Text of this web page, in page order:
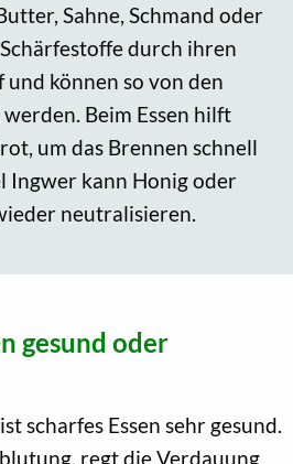
Sahne, Schmand oder
durch ihren
können so von den
Beim Essen hilft
um das Brennen schnell
Ingwer kann Honig oder
neutralisieren.
gesund oder
scharfes Essen sehr gesund.
regt die Verdauung